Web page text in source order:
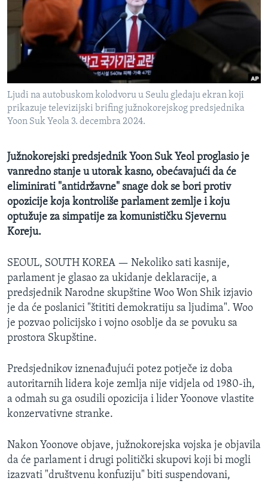
MAGAZIN
O GLASU AMERIKE
Learning English
PRATITE NAS
Jezici
Ljudi na autobuskom kolodvoru u Seulu gledaju ekran koji
prikazuje televizijski brifing južnokorejskog predsjednika
Yoon Suk Yeola 3. decembra 2024.
Južnokorejski predsjednik Yoon Suk Yeol proglasio je
vanredno stanje u utorak kasno, obećavajući da će
eliminirati "antidržavne" snage dok se bori protiv
opozicije koja kontroliše parlament zemlje i koju
optužuje za simpatije za komunističku Sjevernu
Koreju.
SEOUL, SOUTH KOREA — Nekoliko sati kasnije,
parlament je glasao za ukidanje deklaracije, a
predsjednik Narodne skupštine Woo Won Shik izjavio
je da će poslanici "štititi demokratiju sa ljudima". Woo
je pozvao policijsko i vojno osoblje da se povuku sa
prostora Skupštine.
Predsjednikov iznenađujući potez potječe iz doba
autoritarnih lidera koje zemlja nije vidjela od 1980-ih,
a odmah su ga osudili opozicija i lider Yoonove vlastite
konzervativne stranke.
Nakon Yoonove objave, južnokorejska vojska je objavila
da će parlament i drugi politički skupovi koji bi mogli
izazvati "društvenu konfuziju" biti suspendovani,